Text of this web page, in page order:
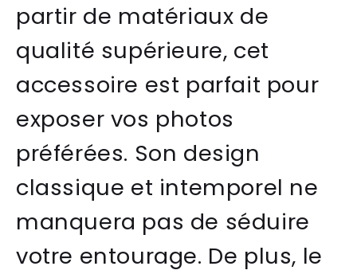
partir de matériaux de
qualité supérieure, cet
accessoire est parfait pour
exposer vos photos
préférées. Son design
classique et intemporel ne
manquera pas de séduire
votre entourage. De plus, le